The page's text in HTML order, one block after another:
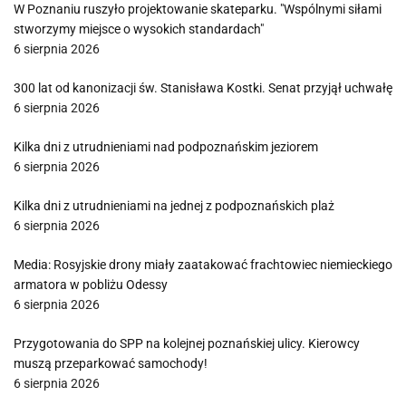
W Poznaniu ruszyło projektowanie skateparku. "Wspólnymi siłami
stworzymy miejsce o wysokich standardach"
6 sierpnia 2026
300 lat od kanonizacji św. Stanisława Kostki. Senat przyjął uchwałę
6 sierpnia 2026
Kilka dni z utrudnieniami nad podpoznańskim jeziorem
6 sierpnia 2026
Kilka dni z utrudnieniami na jednej z podpoznańskich plaż
6 sierpnia 2026
Media: Rosyjskie drony miały zaatakować frachtowiec niemieckiego
armatora w pobliżu Odessy
6 sierpnia 2026
Przygotowania do SPP na kolejnej poznańskiej ulicy. Kierowcy
muszą przeparkować samochody!
6 sierpnia 2026